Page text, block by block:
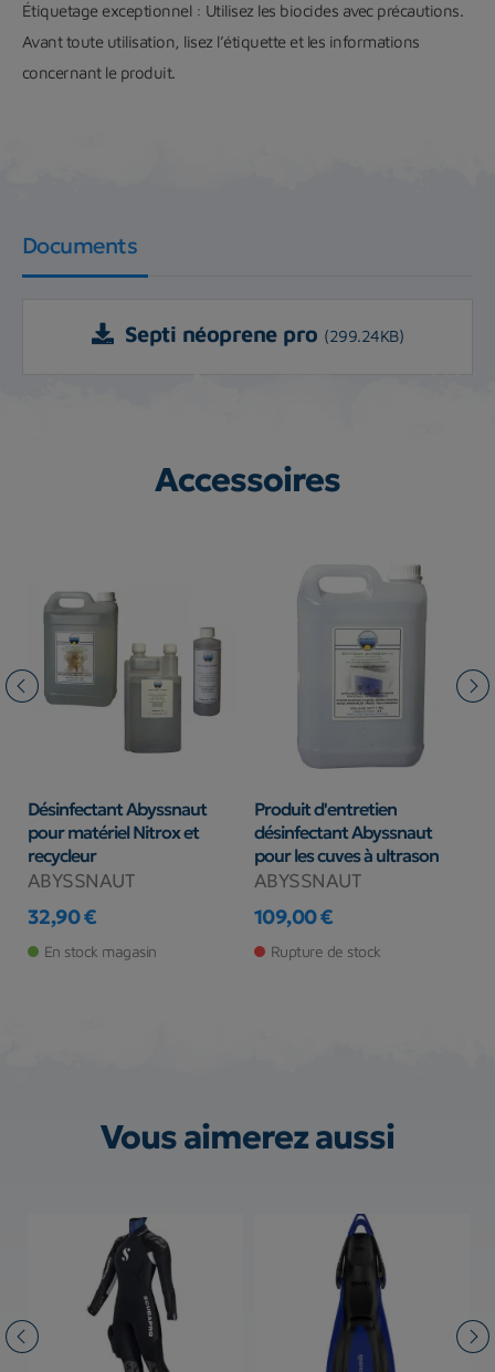
Étiquetage exceptionnel : Utilisez les biocides avec précautions.
Avant toute utilisation, lisez l’étiquette et les informations
concernant le produit.
Documents
Septi néoprene pro (299.24KB)
Accessoires
Désinfectant Abyssnaut
pour matériel Nitrox et
recycleur
ABYSSNAUT
Prix
32,90 €
En stock magasin
Produit d'entretien
désinfectant Abyssnaut
pour les cuves à ultrason
ABYSSNAUT
Prix
109,00 €
Rupture de stock
Vous aimerez aussi